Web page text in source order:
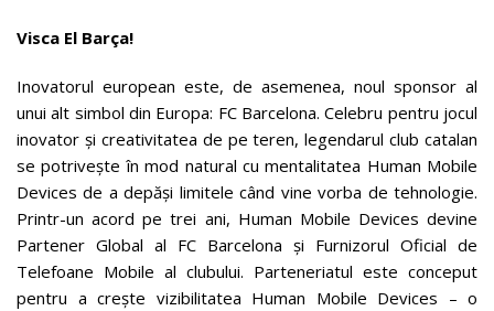
Visca El Barça!
Inovatorul european este, de asemenea, noul sponsor al
unui alt simbol din Europa: FC Barcelona. Celebru pentru jocul
inovator și creativitatea de pe teren, legendarul club catalan
se potrivește în mod natural cu mentalitatea Human Mobile
Devices de a depăși limitele când vine vorba de tehnologie.
Printr-un acord pe trei ani, Human Mobile Devices devine
Partener Global al FC Barcelona și Furnizorul Oficial de
Telefoane Mobile al clubului. Parteneriatul este conceput
pentru a crește vizibilitatea Human Mobile Devices – o